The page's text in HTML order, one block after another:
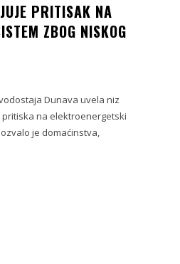
PRITISAK NA
ZBOG NISKOG
Dunava uvela niz
na elektroenergetski
je domaćinstva,